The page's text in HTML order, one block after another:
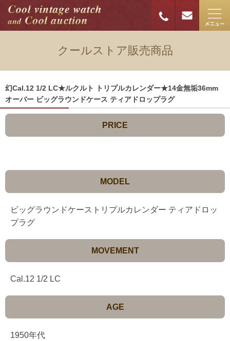
クールストア販売商品
幻Cal.12 1/2 LC★ルクルト トリプルカレンダー★14金無垢36mm
オーバー ビッグラウンドケース ティアドロップラグ
PRICE
MODEL
ビッグラウンドケーストリプルカレンダー ティアドロッ
プラグ
MOVEMENT
Cal.12 1/2 LC
AGE
1950年代